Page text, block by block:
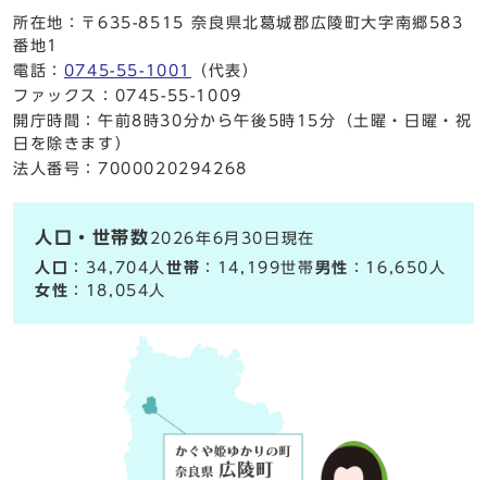
所在地：〒635-8515 奈良県北葛城郡広陵町大字南郷583
番地1
電話： 0745-55-1001
（代表）
ファックス：0745-55-1009
開庁時間：午前8時30分から午後5時15分（土曜・日曜・祝
日を除きます）
法人番号：7000020294268
人口・世帯数 2026年6月30日現在
人口
：34,704人世帯 ：14,199世帯男性 ：16,650人
女性 ：18,054人